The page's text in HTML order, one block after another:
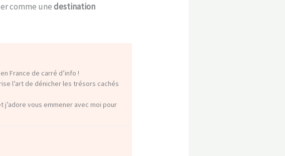
comme unedestination
France de carré d’info !
l’art de dénicher les trésors cachés
vous emmener avec moi pour